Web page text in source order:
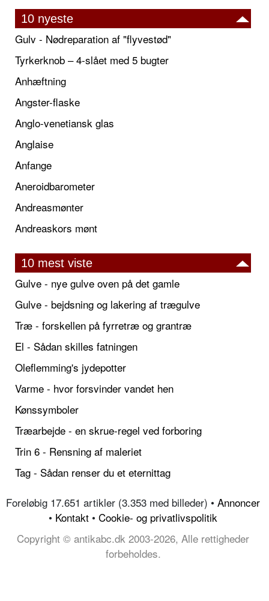
10 nyeste
Gulv - Nødreparation af "flyvestød"
Tyrkerknob – 4-slået med 5 bugter
Anhæftning
Angster-flaske
Anglo-venetiansk glas
Anglaise
Anfange
Aneroidbarometer
Andreasmønter
Andreaskors mønt
10 mest viste
Gulve - nye gulve oven på det gamle
Gulve - bejdsning og lakering af trægulve
Træ - forskellen på fyrretræ og grantræ
El - Sådan skilles fatningen
Oleflemming's jydepotter
Varme - hvor forsvinder vandet hen
Kønssymboler
Træarbejde - en skrue-regel ved forboring
Trin 6 - Rensning af maleriet
Tag - Sådan renser du et eternittag
Foreløbig 17.651 artikler (3.353 med billeder) • Annoncer
• Kontakt • Cookie- og privatlivspolitik
Copyright © antikabc.dk 2003-2026, Alle rettigheder
forbeholdes.